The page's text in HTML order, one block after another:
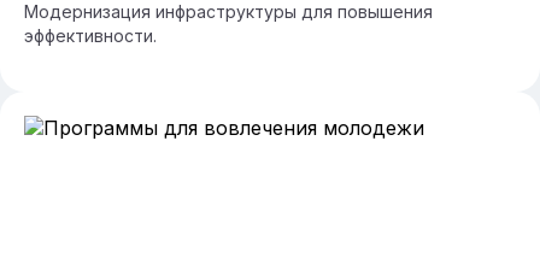
Модернизация инфраструктуры для повышения
эффективности.